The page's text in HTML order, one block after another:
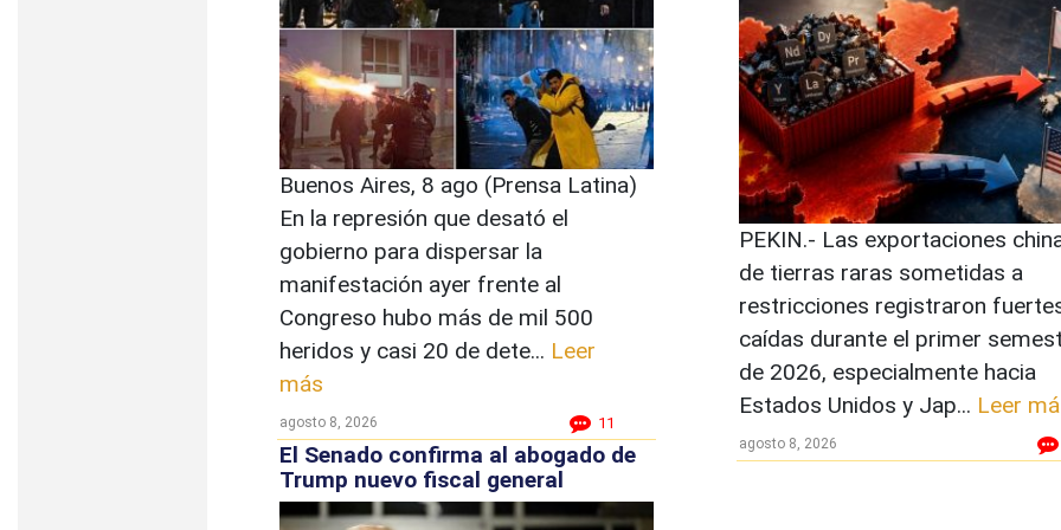
Buenos Aires, 8 ago (Prensa Latina)
En la represión que desató el
gobierno para dispersar la
manifestación ayer frente al
Congreso hubo más de mil 500
heridos y casi 20 de dete... Leer
más
agosto 8, 2026 11
El Senado confirma al abogado de
Trump nuevo fiscal general
PEKIN.- Las exportaciones
de tierras raras sometidas a
restricciones registraron
caídas durante el primer
de 2026, especialmente hacia
Estados Unidos y Jap... Leer
agosto 8, 2026